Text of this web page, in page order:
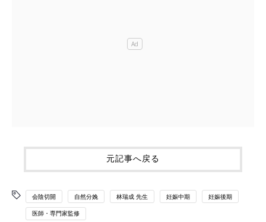
元記事へ戻る
会陰切開 自然分娩 林瑞成 先生 妊娠中期 妊娠後期
医師・専門家監修